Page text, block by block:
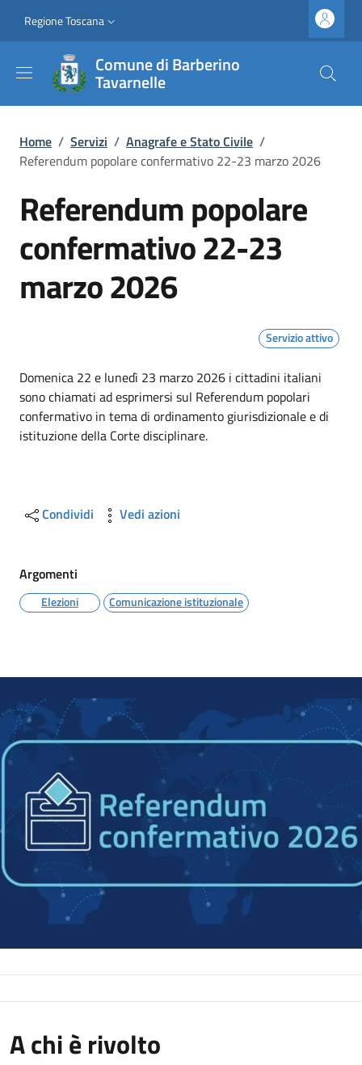
Slim top
Regione Toscana
Comune di Barberino
Tavarnelle
Briciole di pane
Home / Servizi / Anagrafe e Stato Civile /
Referendum popolare confermativo 22-23 marzo 2026
Referendum popolare
confermativo 22-23
marzo 2026
Servizio attivo
Dettagli
Domenica 22 e lunedì 23 marzo 2026 i cittadini italiani
sono chiamati ad esprimersi sul Referendum popolari
confermativo in tema di ordinamento giurisdizionale e di
istituzione della Corte disciplinare.
Condividi Vedi azioni
Argomenti
Elezioni Comunicazione istituzionale
A chi è rivolto